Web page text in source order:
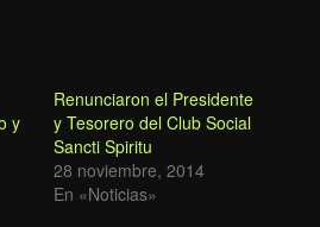
y
Renunciaron el Presidente
y Tesorero del Club Social
Sancti Spiritu
28 noviembre, 2014
En «Noticias»